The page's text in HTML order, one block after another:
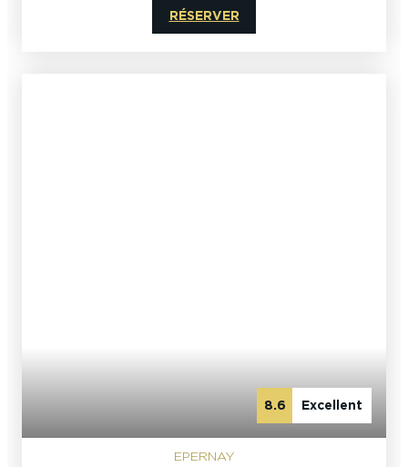
RÉSERVER
8.6 Excellent
EPERNAY